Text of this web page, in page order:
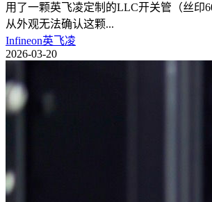
用了一颗英飞凌定制的LLC开关管（丝印
从外观无法确认这颗...
Infineon英飞凌
2026-03-20